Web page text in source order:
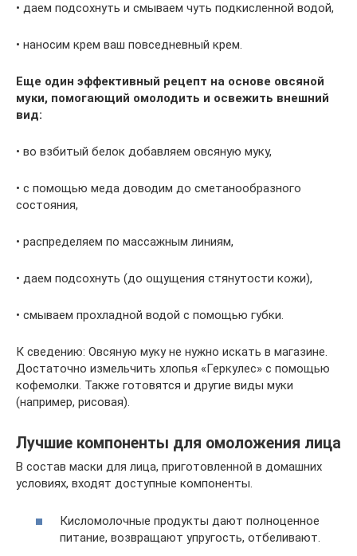
• даем подсохнуть и смываем чуть подкисленной водой,
• наносим крем ваш повседневный крем.
Еще один эффективный рецепт на основе овсяной
муки, помогающий омолодить и освежить внешний
вид:
• во взбитый белок добавляем овсяную муку,
• с помощью меда доводим до сметанообразного
состояния,
• распределяем по массажным линиям,
• даем подсохнуть (до ощущения стянутости кожи),
• смываем прохладной водой с помощью губки.
К сведению: Овсяную муку не нужно искать в магазине.
Достаточно измельчить хлопья «Геркулес» с помощью
кофемолки. Также готовятся и другие виды муки
(например, рисовая).
Лучшие компоненты для омоложения лица
В состав маски для лица, приготовленной в домашних
условиях, входят доступные компоненты.
Кисломолочные продукты дают полноценное
питание, возвращают упругость, отбеливают.